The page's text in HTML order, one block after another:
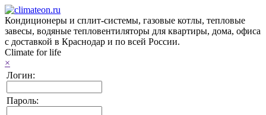
Кондиционеры и сплит-системы, газовые котлы, тепловые
завесы, водяные тепловентиляторы для квартиры, дома, офиса
с доставкой в Краснодар и по всей России.
Climate for life
×
Логин:
Пароль: